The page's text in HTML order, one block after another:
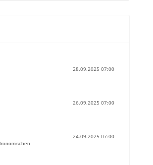
28.09.2025 07:00
26.09.2025 07:00
24.09.2025 07:00